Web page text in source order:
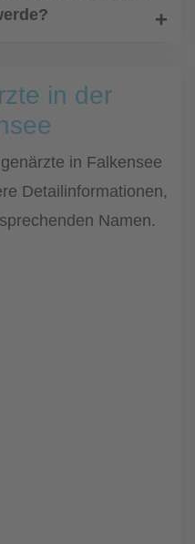
in der
in Falkensee
Detailinformationen,
Namen.